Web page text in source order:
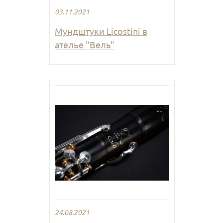
03.11.2021
Мундштуки Licostini в
ателье "Вель"
24.08.2021